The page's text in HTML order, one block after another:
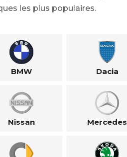
les plus populaires.
BMW Dacia
Nissan Mercedes